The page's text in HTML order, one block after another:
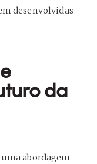
desenvolvidas
da
abordagem